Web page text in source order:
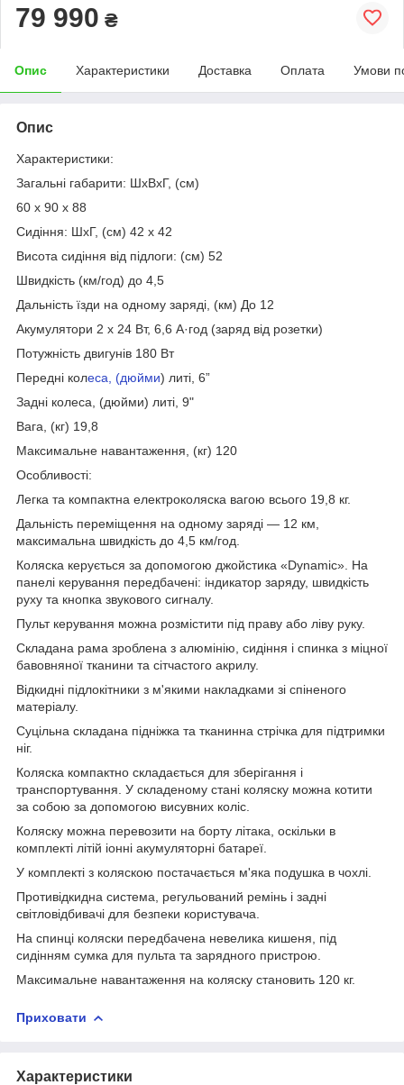
79 990 ₴
Опис Характеристики Доставка Оплата Умови
Опис
Характеристики:
Загальні габарити: ШхВхГ, (см)
60 х 90 х 88
Сидіння: ШхГ, (см) 42 х 42
Висота сидіння від підлоги: (см) 52
Швидкість (км/год) до 4,5
Дальність їзди на одному заряді, (км) До 12
Акумулятори 2 х 24 Вт, 6,6 А·год (заряд від розетки)
Потужність двигунів 180 Вт
Передні колеса, (дюйми) литі, 6”
Задні колеса, (дюйми) литі, 9"
Вага, (кг) 19,8
Максимальне навантаження, (кг) 120
Особливості:
Легка та компактна електроколяска вагою всього 19,8 кг.
Дальність переміщення на одному заряді — 12 км,
максимальна швидкість до 4,5 км/год.
Коляска керується за допомогою джойстика «Dynamic». На
панелі керування передбачені: індикатор заряду, швидкість
руху та кнопка звукового сигналу.
Пульт керування можна розмістити під праву або ліву руку.
Складана рама зроблена з алюмінію, сидіння і спинка з міцної
бавовняної тканини та сітчастого акрилу.
Відкидні підлокітники з м'якими накладками зі спіненого
матеріалу.
Суцільна складана підніжка та тканинна стрічка для підтримки
ніг.
Коляска компактно складається для зберігання і
транспортування. У складеному стані коляску можна котити
за собою за допомогою висувних коліс.
Коляску можна перевозити на борту літака, оскільки в
комплекті літій іонні акумуляторні батареї.
У комплекті з коляскою постачається м'яка подушка в чохлі.
Противідкидна система, регульований ремінь і задні
світловідбивачі для безпеки користувача.
На спинці коляски передбачена невелика кишеня, під
сидінням сумка для пульта та зарядного пристрою.
Максимальне навантаження на коляску становить 120 кг.
Приховати
Характеристики